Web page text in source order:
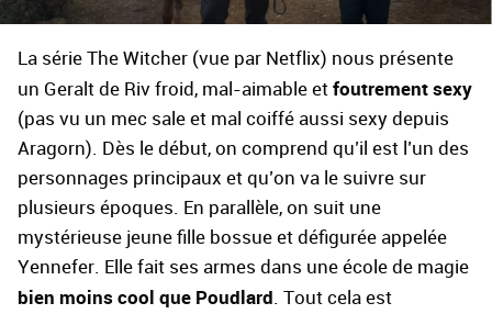
La série The Witcher (vue par Netflix) nous présente
un Geralt de Riv froid, mal-aimable et foutrement sexy
(pas vu un mec sale et mal coiffé aussi sexy depuis
Aragorn). Dès le début, on comprend qu’il est l’un des
personnages principaux et qu’on va le suivre sur
plusieurs époques. En parallèle, on suit une
mystérieuse jeune fille bossue et défigurée appelée
Yennefer. Elle fait ses armes dans une école de magie
bien moins cool que Poudlard . Tout cela est